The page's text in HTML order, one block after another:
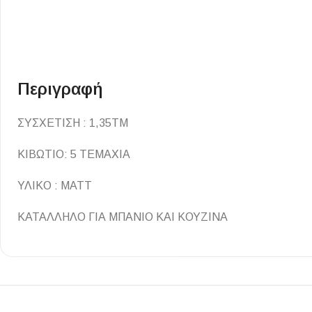
Περιγραφή
ΣΥΣΧΕΤΙΣΗ : 1,35ΤΜ
ΚΙΒΩΤΙΟ: 5 ΤΕΜΑΧΙΑ
ΥΛΙΚΟ : ΜΑΤΤ
ΚΑΤΑΛΛΗΛΟ ΓΙΑ ΜΠΑΝΙΟ ΚΑΙ ΚΟΥΖΙΝΑ